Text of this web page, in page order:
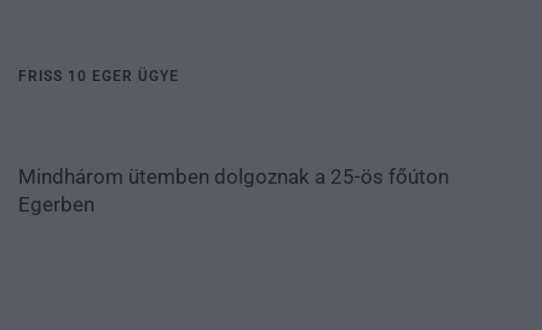
FRISS 10 EGER ÜGYE
Mindhárom ütemben dolgoznak a 25-ös főúton
Egerben